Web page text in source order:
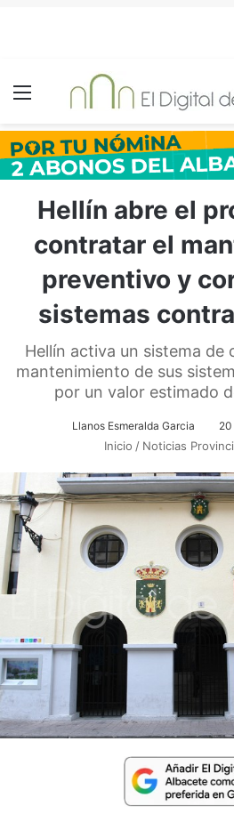
Menú
Hellín abre el
contratar el
preventivo y
sistemas
Hellín activa un sistema de
mantenimiento de sus
por un valor estimado
Llanos Esmeralda Garcia
Inicio / Noticias